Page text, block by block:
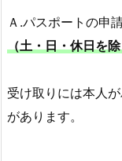
Ａ.パスポートの申
（土・日・休日を
受け取りには本人
があります。